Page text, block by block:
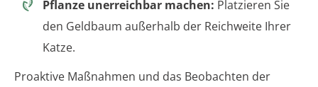
Pflanze unerreichbar machen: Platzieren Sie
den Geldbaum außerhalb der Reichweite Ihrer
Katze.
Proaktive Maßnahmen und das Beobachten der